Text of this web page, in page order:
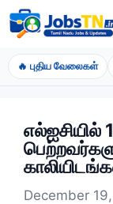
Skip
to
content
🔥 புதிய வேலைகள்
எல்ஐசியில்
December